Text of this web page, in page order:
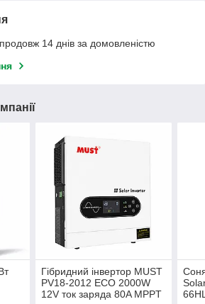
14 днів за домовленістю
Гібридний інвертор MUST
PV18-2012 ECO 2000W
12V ток заряда 80A MPPT